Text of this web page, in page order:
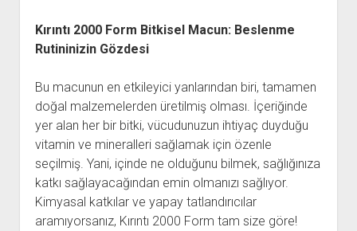
Kırıntı 2000 Form Bitkisel Macun: Beslenme
Rutininizin Gözdesi
Bu macunun en etkileyici yanlarından biri, tamamen
doğal malzemelerden üretilmiş olması. İçeriğinde
yer alan her bir bitki, vücudunuzun ihtiyaç duyduğu
vitamin ve mineralleri sağlamak için özenle
seçilmiş. Yani, içinde ne olduğunu bilmek, sağlığınıza
katkı sağlayacağından emin olmanızı sağlıyor.
Kimyasal katkılar ve yapay tatlandırıcılar
aramıyorsanız, Kırıntı 2000 Form tam size göre!